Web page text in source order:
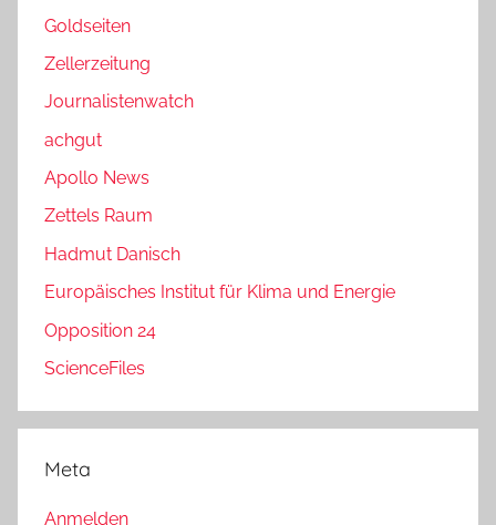
Goldseiten
Zellerzeitung
Journalistenwatch
achgut
Apollo News
Zettels Raum
Hadmut Danisch
Europäisches Institut für Klima und Energie
Opposition 24
ScienceFiles
Meta
Anmelden